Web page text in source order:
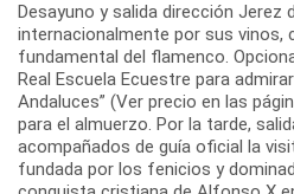
Desayuno y salida dirección Jerez
internacionalmente por sus vinos,
fundamental del flamenco.
Real Escuela Ecuestre para
Andaluces” (Ver precio en las
para el almuerzo. Por la tarde,
acompañados de guía oficial la
fundada por los fenicios y